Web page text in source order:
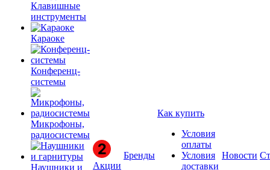
Клавишные
инструменты
Караоке
Конференц-
системы
Микрофоны,
радиосистемы
Наушники и
Акции
Бренды
Как купить
Условия
оплаты
Условия
доставки
Новости